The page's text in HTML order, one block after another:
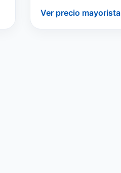
Ver precio mayorista